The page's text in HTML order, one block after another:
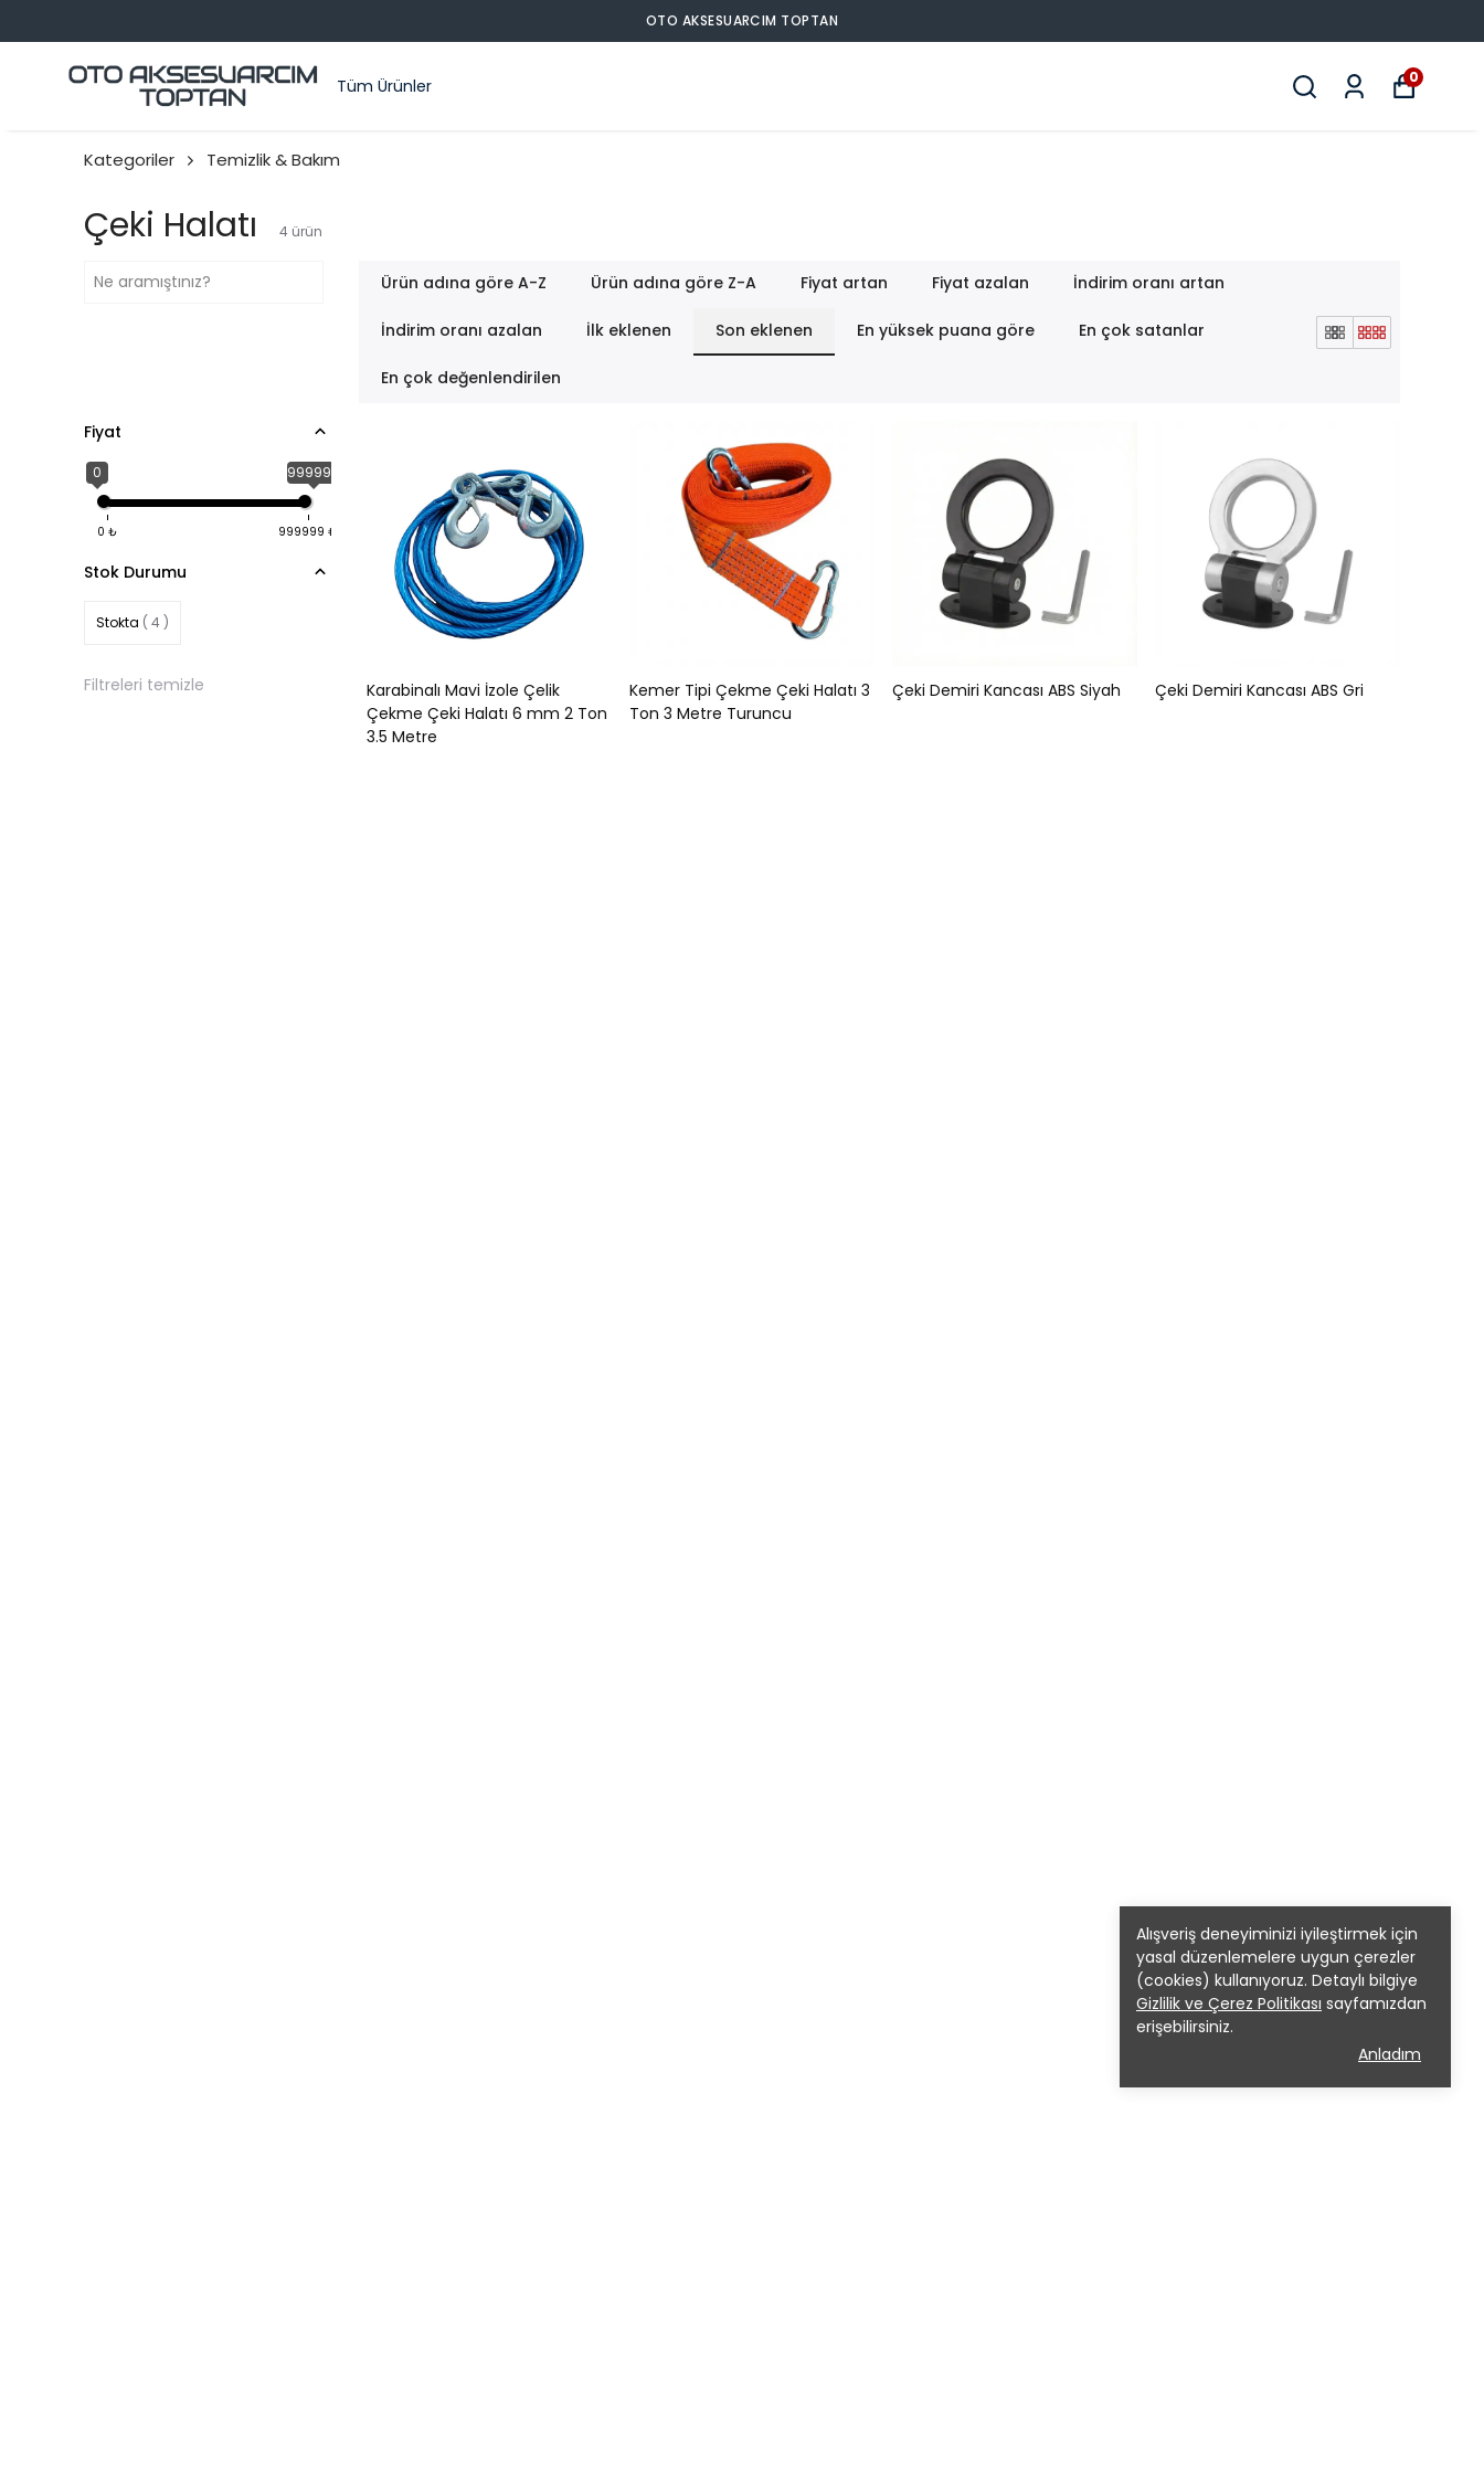
OTO AKSESUARCIM TOPTAN
Tüm Ürünler 0
Alışveriş deneyiminizi iyileştirmek için
yasal düzenlemelere uygun çerezler
(cookies) kullanıyoruz. Detaylı bilgiye
Gizlilik ve Çerez Politikası sayfamızdan
erişebilirsiniz.
Anladım
Kategoriler Temizlik & Bakım
Çeki Halatı 4 ürün
Ürün adına göre A-Z Ürün adına göre Z-A Fiyat artan Fiyat azalan İndirim oranı artan
İndirim oranı azalan İlk eklenen Son eklenen En yüksek puana göre En çok satanlar
En çok değenlendirilen
Fiyat
0 999999
0 ₺ 999999 ₺
Stok Durumu
Stokta ( 4 )
Filtreleri temizle
Karabinalı Mavi İzole Çelik
Çekme Çeki Halatı 6 mm 2 Ton
3.5 Metre
Kemer Tipi Çekme Çeki Halatı 3
Ton 3 Metre Turuncu
Çeki Demiri Kancası ABS Siyah Çeki Demiri Kancası ABS Gri